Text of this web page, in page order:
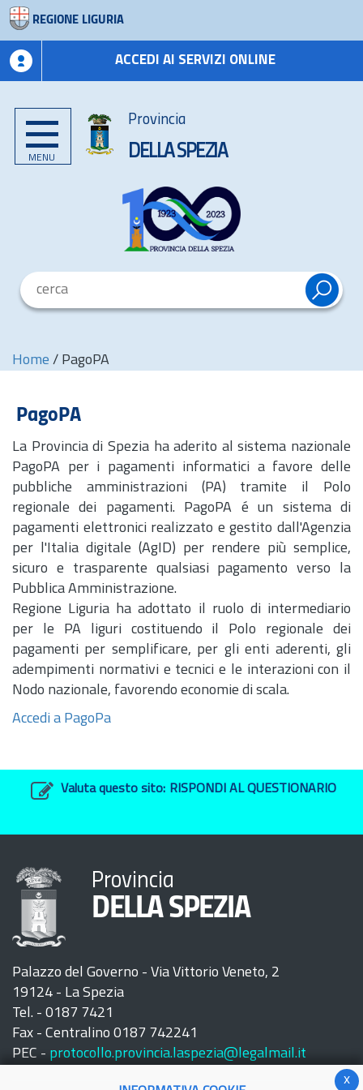
REGIONE LIGURIA
ACCEDI AI SERVIZI ONLINE
MENU
Provincia
DELLA SPEZIA
Home / PagoPA
PagoPA
La Provincia di Spezia ha aderito al sistema nazionale
PagoPA per i pagamenti informatici a favore delle
pubbliche amministrazioni (PA) tramite il Polo
regionale dei pagamenti. PagoPA é un sistema di
pagamenti elettronici realizzato e gestito dall'Agenzia
per l'Italia digitale (AgID) per rendere più semplice,
sicuro e trasparente qualsiasi pagamento verso la
Pubblica Amministrazione.
Regione Liguria ha adottato il ruolo di intermediario
per le PA liguri costituendo il Polo regionale dei
pagamenti per semplificare, per gli enti aderenti, gli
adempimenti normativi e tecnici e le interazioni con il
Nodo nazionale, favorendo economie di scala.
Accedi a PagoPa
Valuta questo sito: RISPONDI AL QUESTIONARIO
Provincia
DELLA SPEZIA
Palazzo del Governo - Via Vittorio Veneto, 2
19124 - La Spezia
Tel. - 0187 7421
Fax - Centralino 0187 742241
PEC - protocollo.provincia.laspezia@legalmail.it
x